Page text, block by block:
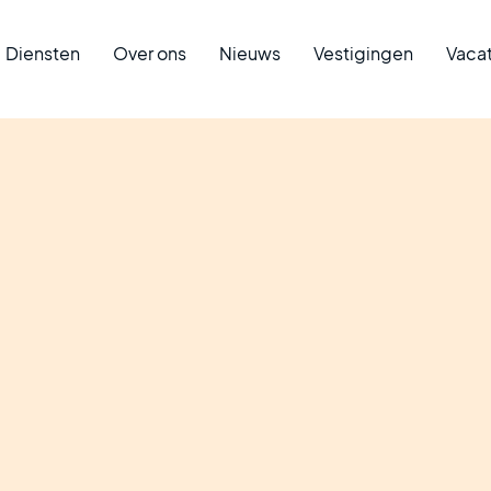
Diensten Over ons Nieuws Vestigingen